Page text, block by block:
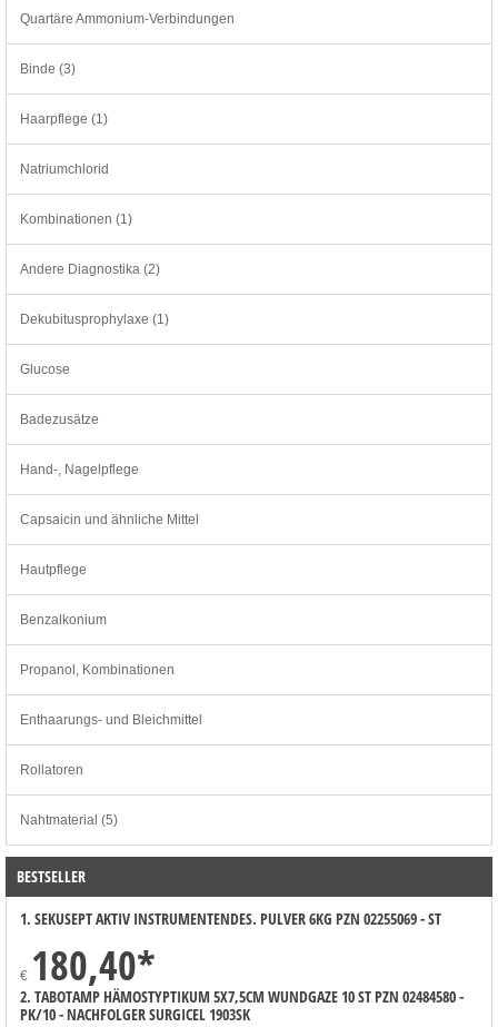
Quartäre Ammonium-Verbindungen
Binde (3)
Haarpflege (1)
Natriumchlorid
Kombinationen (1)
Andere Diagnostika (2)
Dekubitusprophylaxe (1)
Glucose
Badezusätze
Hand-, Nagelpflege
Capsaicin und ähnliche Mittel
Hautpflege
Benzalkonium
Propanol, Kombinationen
Enthaarungs- und Bleichmittel
Rollatoren
Nahtmaterial (5)
BESTSELLER
1. SEKUSEPT AKTIV INSTRUMENTENDES. PULVER 6KG PZN 02255069 - ST
€ 180,40*
2. TABOTAMP HÄMOSTYPTIKUM 5X7,5CM WUNDGAZE 10 ST PZN 02484580 -
PK/10 - NACHFOLGER SURGICEL 1903SK